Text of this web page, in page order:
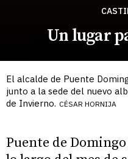
Un lugar
El alcalde de Puente
junto a la sede del nuevo
de Invierno. CÉSAR HORNIJA
Puente de